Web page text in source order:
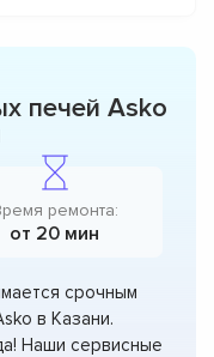
печей Asko
ремонта:
от 20 мин
срочным
в Казани.
Наши сервисные